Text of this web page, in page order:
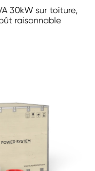
30kW sur toiture,
raisonnable